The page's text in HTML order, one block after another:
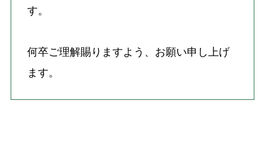
す。
何卒ご理解賜りますよう、お願い申し上げ
ます。